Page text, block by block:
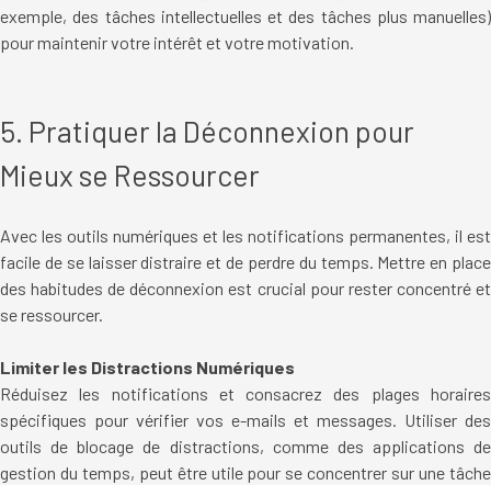
exemple, des tâches intellectuelles et des tâches plus manuelles)
pour maintenir votre intérêt et votre motivation.
5. Pratiquer la Déconnexion pour
Mieux se Ressourcer
Avec les outils numériques et les notifications permanentes, il est
facile de se laisser distraire et de perdre du temps. Mettre en place
des habitudes de déconnexion est crucial pour rester concentré et
se ressourcer.
Limiter les Distractions Numériques
Réduisez les notifications et consacrez des plages horaires
spécifiques pour vérifier vos e-mails et messages. Utiliser des
outils de blocage de distractions, comme des applications de
gestion du temps, peut être utile pour se concentrer sur une tâche